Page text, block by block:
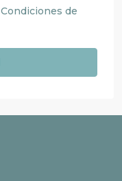
Condiciones de